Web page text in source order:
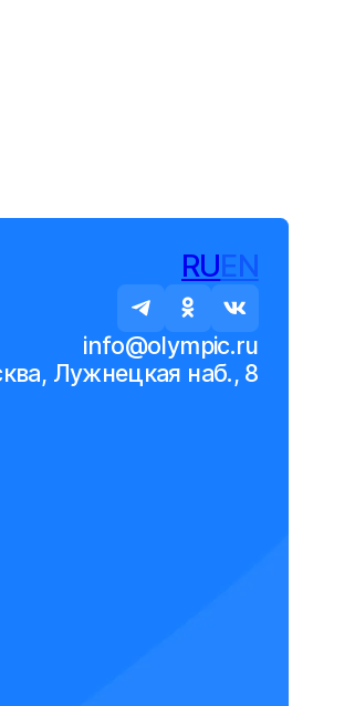
RUEN
info@olympic.ru
Лужнецкая наб., 8